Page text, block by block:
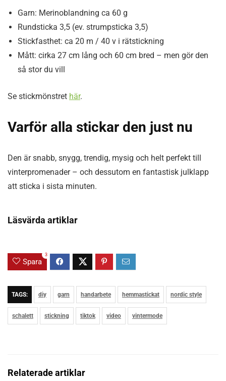
Garn: Merinoblandning ca 60 g
Rundsticka 3,5 (ev. strumpsticka 3,5)
Stickfasthet: ca 20 m / 40 v i rätstickning
Mått: cirka 27 cm lång och 60 cm bred – men gör den
så stor du vill
Se stickmönstret här.
Varför alla stickar den just nu
Den är snabb, snygg, trendig, mysig och helt perfekt till
vinterpromenader – och dessutom en fantastisk julklapp
att sticka i sista minuten.
Läsvärda artiklar
Spara
3
TAGS: diy garn handarbete hemmastickat nordic style
schalett stickning tiktok video vintermode
Relaterade artiklar